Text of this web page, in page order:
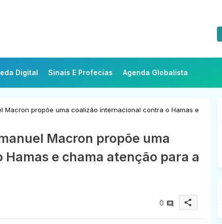
Digital Sinais E Profecias Agenda Globalista
Macron propõe uma coalizão internacional contra o Hamas e
Macron propõe uma
e chama atenção para a
0 share